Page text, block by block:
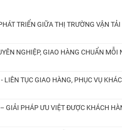
TRIỂN GIỮA THỊ TRƯỜNG VẬN TẢI
NGHIỆP, GIAO HÀNG CHUẨN MỖI
LIÊN TỤC GIAO HÀNG, PHỤC VỤ
GIẢI PHÁP ƯU VIỆT ĐƯỢC KHÁCH